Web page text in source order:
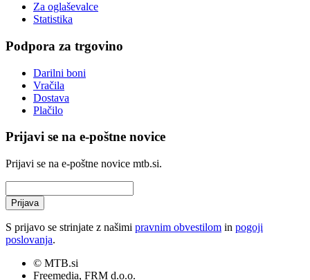
Za oglaševalce
Statistika
Podpora za trgovino
Darilni boni
Vračila
Dostava
Plačilo
Prijavi se na e-poštne novice
Prijavi se na e-poštne novice mtb.si.
Prijava
S prijavo se strinjate z našimi pravnim obvestilom in pogoji
poslovanja.
© MTB.si
Freemedia, FRM d.o.o.